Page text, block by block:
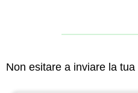
Non esitare a inviare la